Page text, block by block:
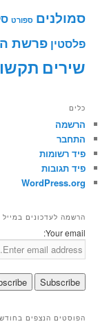
סמולנים ספורט
פלסטין פרשת
שירים
כלים
הרשמה
התחבר
פיד רשומות
פיד תגובות
WordPress.org
הרשמה לעדכונים במייל
Your email:
הפוסטים הנצפים